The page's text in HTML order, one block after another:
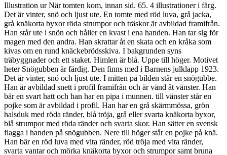
Illustration ur När tomten kom, innan sid. 65. 4 illustrationer i färg.
Det är vinter, snö och ljust ute. En tomte med röd luva, grå jacka,
grå knäkorta byxor röda strumpor och träskor är avbildad framifrån.
Han står ute i snön och håller en kvast i ena handen. Han tar sig för
magen med den andra. Han skrattar åt en skata och en kråka som
kivas om en rund knäckebrödsskiva. I bakgrunden syns
träbyggnader och ett staket. Himlen är blå. Uppe till höger. Motivet
heter Snögubben är färdig. Den finns med i Barnens julklapp 1923.
Det är vinter, snö och ljust ute. I mitten på bilden står en snögubbe.
Han är avbildad snett i profil framifrån och är vänd åt vänster. Han
bär en svart hatt och han har en pipa i munnen. till vänster står en
pojke som är avbildad i profil. Han har en grå skärmmössa, grön
halsduk med röda ränder, blå tröja, grå eller svarta knäkorta byxor,
blå strumpor med röda ränder och svarta skor. Han sätter en svensk
flagga i handen på snögubben. Nere till höger står en pojke på knä.
Han bär en röd luva med vita ränder, röd tröja med vita ränder,
svarta vantar och mörka knäkorta byxor och strumpor samt bruna